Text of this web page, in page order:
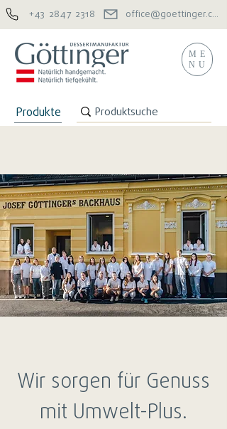
ME
NU
Produkte
+43 2847 2318 office@goettinger.com
Wir sorgen für Genuss
mit Umwelt-Plus.